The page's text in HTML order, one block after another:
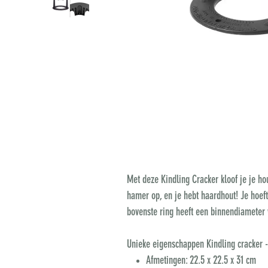
Met deze Kindling Cracker kloof je je
hamer op, en je hebt haardhout! Je
bovenste ring heeft een binnendiameter
Unieke eigenschappen Kindling cracker
Afmetingen: 22.5 x 22.5 x 31 cm